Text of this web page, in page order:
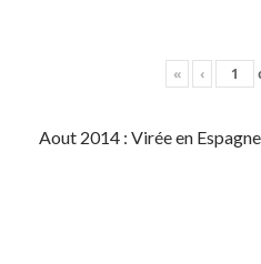
« ‹
Aout 2014 : Virée en